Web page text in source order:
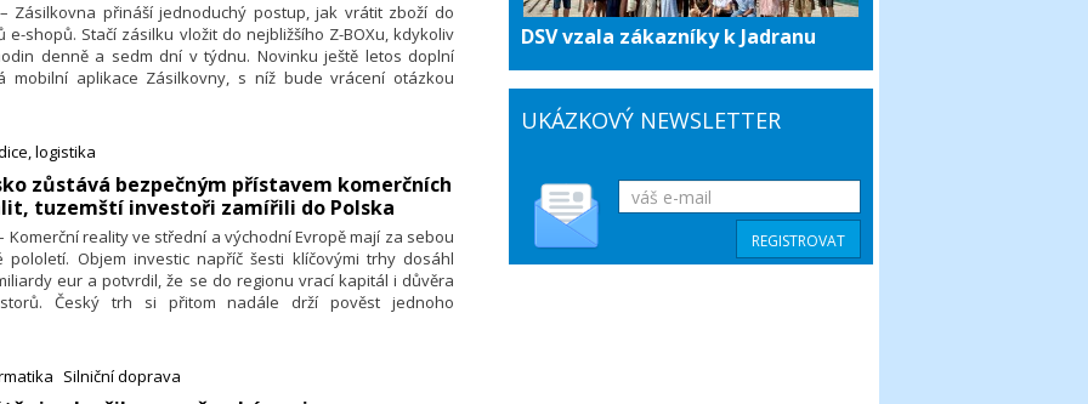
Zásilkovna přináší jednoduchý postup, jak vrátit zboží do
e-shopů. Stačí zásilku vložit do nejbližšího Z-BOXu, kdykoliv
denně a sedm dní v týdnu. Novinku ještě letos doplní
mobilní aplikace Zásilkovny, s níž bude vrácení otázkou
logistika
zůstává bezpečným přístavem komerčních
tuzemští investoři zamířili do Polska
Komerční reality ve střední a východní Evropě mají za sebou
pololetí. Objem investic napříč šesti klíčovými trhy dosáhl
eur a potvrdil, že se do regionu vrací kapitál i důvěra
Český trh si přitom nadále drží pověst jednoho
Český kapitál zároveň stále výrazněji expanduje do
Nejvýrazněji je to vidět v Polsku, kde čeští investoři
Silniční doprava
DSV vzala zákazníky k Jadranu
UKÁZKOVÝ NEWSLETTER